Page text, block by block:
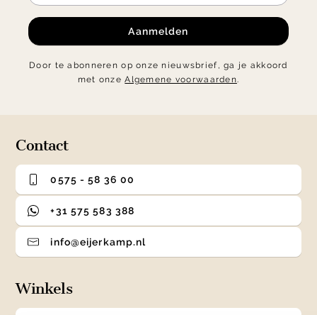
Aanmelden
Door te abonneren op onze nieuwsbrief, ga je akkoord
met onzeAlgemene voorwaarden.
Contact
0575 - 58 36 00
+31 575 583 388
info@eijerkamp.nl
Winkels